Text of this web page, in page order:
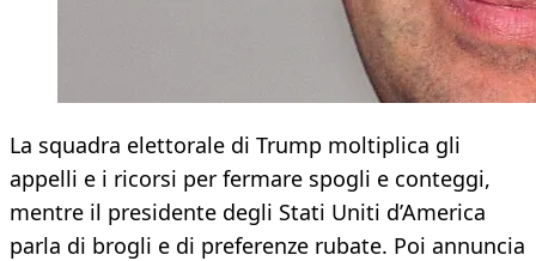
La squadra elettorale di Trump moltiplica gli
appelli e i ricorsi per fermare spogli e conteggi,
mentre il presidente degli Stati Uniti d’America
parla di brogli e di preferenze rubate. Poi annuncia